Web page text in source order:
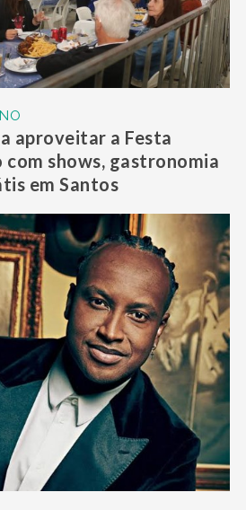
aproveitar a Festa
shows, gastronomia
em Santos